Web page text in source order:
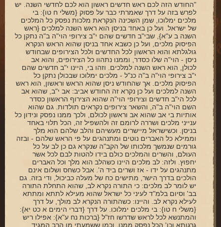
"החודש הזה לכם ראש חדשים ראשון הוא לכם לחדשי השנה. יש
לפרש בזה על דרך שאמרתי כבר על פסוק {משלי ח טו}: בי
מלכים ימלוכו, שמן השכינה הנקראת מלכות נפסק כל המלכים
של ישראל. ועל כן באחד בניסן הוא ראש השנה למלכים {ראש
השנה ב ע"א}, שבי"ב חדשים שהם י"ב צירופי הוי"ה ב"ה נתקן כל
הפיסוק מלכים, ועל כן כשבא אחד בניסן שהוא הראש הנקרא
גולגלתא והוא הראשון לכל החדשים ולכל הצירופים שבחודש
ניסן - הוי"ה שלו כסדר, וממנו נתהוו כל הצירופים, והוא אב
לכולן, הוא ראש השנה למלכים. וזהו בי, היינו י"ב חדשים שהם
י"ב צירופי הוי"ה ב"ה כנ"ל - מלכים ימלוכו שבכולן נתקן כל
הפיסוק מלכים. אך שהחודש ניסן שהוא הראש וראשון, הוא ראש
השנה למלכים ועל כן נקרא זה החודש אביב: אב י"ב, שהוא אב
לכל הי"ב חדשים וצירופי הוי"ה שהוא הצירוף הראשון כסדר
השם הוי"ה ב"ה, והשאר צירופים נקראים תולדות. גם שהוא
אותיות בי אב שהוא אב וראשון לכולם, ולכך ממנו נפסק ונידון כל
ענייני מלכים ושררה לרומם זה ולהשפיל זה, הכל תלוי באחד
בניסן. וכשישראל מיישרים מעשיהם והלב שלהם הוא מלך
וממילא כל האברים נוטים ומתנהגים על פי הראש שלהם - ובזה
גורמים שנמשך מלכותו של הקב"ה שנקרא גם כן לב על כל
העולם, והשרים והמלכים כולם בידו להטות לבם לכל אשר
יחפוץ. ולזה: לב מלכים היינו כשהלב הוא מלך וכל האברים
מתנהגים על ידו - אז ושרים ביד ה'. אבל כשחס ושלום אינם
הולכים בדרך הישר, מתישים כח של מעלה כביכול, ודי בזה. גם
יש לומר לב מלכים: כי התורה נקרא לב, שהוא התחלת התורה
בב' וסיום בלמ"ד לעיני כל ישראל שהוא מעילא לתתא ומתתא
לעילא נקרא לב. והיינו: כשהתורה הנקרא לב מולך, על דרך
{משלי ח טו}: בי מלכים ימלוכו. על דרך {דברי הימים א כט יא}:
והמתנשא לכל לראש שדרשו חז"ל {ברכות נח ע"א}: אפילו ריש
גרגותא וכו' הכל נפסק ממנו. וכמו ששמעתי מן הרב המגיד